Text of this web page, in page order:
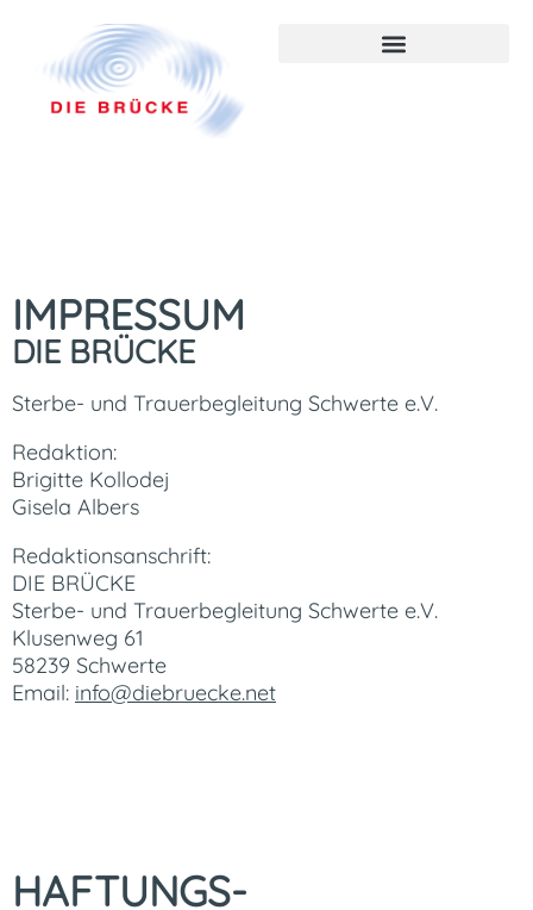
IMPRESSUM
DIE BRÜCKE
Sterbe- und Trauerbegleitung Schwerte e.V.
Redaktion:
Brigitte Kollodej
Gisela Albers
Redaktionsanschrift:
DIE BRÜCKE
Sterbe- und Trauerbegleitung Schwerte e.V.
Klusenweg 61
58239 Schwerte
Email: info@diebruecke.net
HAFTUNGS-